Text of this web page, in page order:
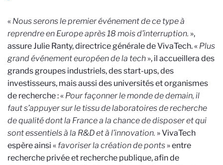
« Nous serons le premier événement de ce type à
reprendre en Europe après 18 mois d’interruption. »,
assure Julie Ranty, directrice générale de VivaTech. « Plus
grand événement européen de la tech », il accueillera des
grands groupes industriels, des start-ups, des
investisseurs, mais aussi des universités et organismes
de recherche : « Pour façonner le monde de demain, il
faut s’appuyer sur le tissu de laboratoires de recherche
de qualité dont la France a la chance de disposer et qui
sont essentiels à la R&D et à l’innovation. » VivaTech
espère ainsi « favoriser la création de ponts » entre
recherche privée et recherche publique, afin de